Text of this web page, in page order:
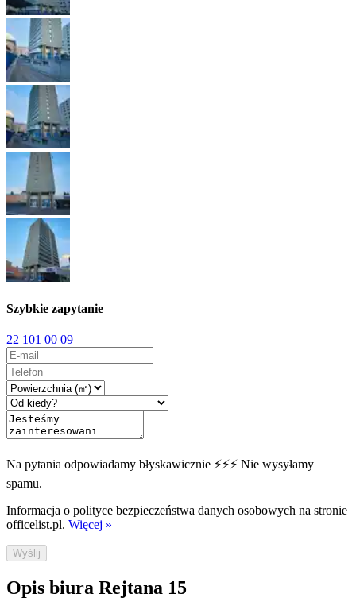
Szybkie zapytanie
22 101 00 09
Na pytania odpowiadamy błyskawicznie ⚡⚡⚡ Nie wysyłamy
spamu.
Informacja o polityce bezpieczeństwa danych osobowych na stronie
officelist.pl. Więcej »
Wyślij
Opis biura Rejtana 15